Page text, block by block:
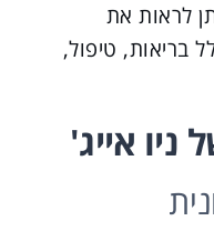
לראות את
בריאות, טיפול,
ניו אייג'